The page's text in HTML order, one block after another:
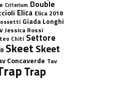
Criterium Double
Elica Elica 2018
Giada Longhi
Jessica Rossi
Chiti Settore
SkeetSkeet
Concaverde Tav
Trap